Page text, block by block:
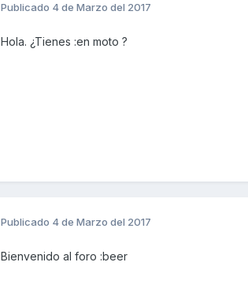
Publicado 4 de Marzo del 2017
Hola. ¿Tienes :en moto ?
Publicado 4 de Marzo del 2017
Bienvenido al foro :beer